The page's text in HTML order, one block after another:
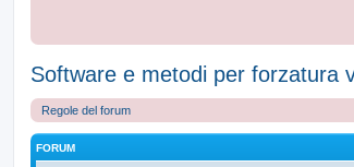
Software e metodi per forzatura
Regole del forum
FORUM